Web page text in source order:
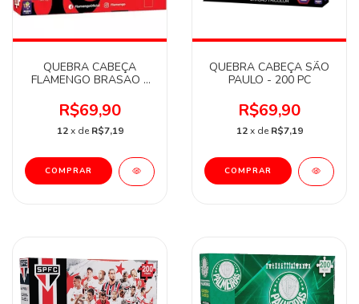
QUEBRA CABEÇA
FLAMENGO BRASAO -
R$69,90
12 x de R$7,19
QUEBRA CABEÇA SÃO
PAULO - 200 PC
R$69,90
12 x de R$7,19